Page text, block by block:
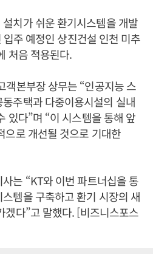
치가 쉬운 환기시스템을 개발
주 예정인 상진건설 인천 미추
처음 적용된다.
객본부장 상무는 “인공지능 스
주택과 다중이용시설의 실내
있다”며 “이 시스템을 통해 앞
으로 개선될 것으로 기대한
는 “KT와 이번 파트너십을 통
템을 구축하고 환기 시장의 새
겠다”고 말했다. [비즈니스포스